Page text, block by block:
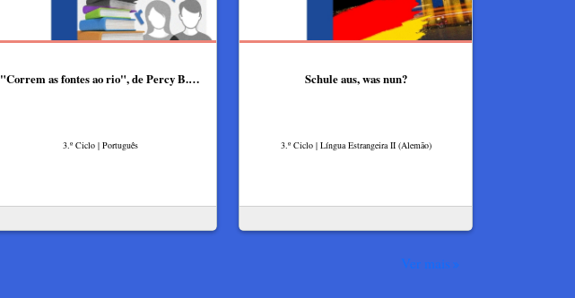
"Correm as fontes ao rio", de Percy B.…
3.º Ciclo | Português
Schule aus, was nun?
3.º Ciclo | Língua Estrangeira II (Alemão)
Ver mais